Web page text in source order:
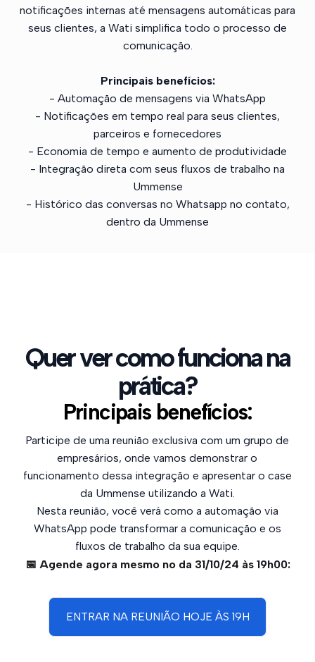
notificações internas até mensagens automáticas para
seus clientes, a Wati simplifica todo o processo de
comunicação.
Principais benefícios:
- Automação de mensagens via WhatsApp
- Notificações em tempo real para seus clientes,
parceiros e fornecedores
- Economia de tempo e aumento de produtividade
- Integração direta com seus fluxos de trabalho na
Ummense
- Histórico das conversas no Whatsapp no contato,
dentro da Ummense
Quer ver como funciona na
prática?
Principais benefícios:
Participe de uma reunião exclusiva com um grupo de
empresários, onde vamos demonstrar o
funcionamento dessa integração e apresentar o case
da Ummense utilizando a Wati.
Nesta reunião, você verá como a automação via
WhatsApp pode transformar a comunicação e os
fluxos de trabalho da sua equipe.
📅 Agende agora mesmo no da 31/10/24 às 19h00:
ENTRAR NA REUNIÃO HOJE ÀS 19H